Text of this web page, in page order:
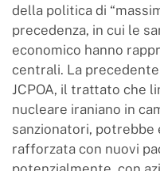
della politica di
precedenza, in cui le
economico hanno
centrali. La
JCPOA, il trattato che
nucleare iraniano in
sanzionatori,
rafforzata con nuovi